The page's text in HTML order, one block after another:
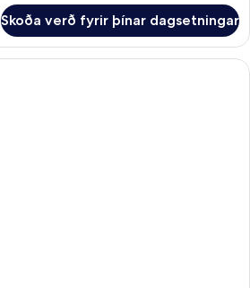
Skoða verð fyrir þínar dagsetningar